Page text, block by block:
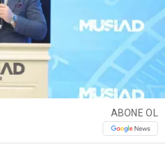
ABONE OL